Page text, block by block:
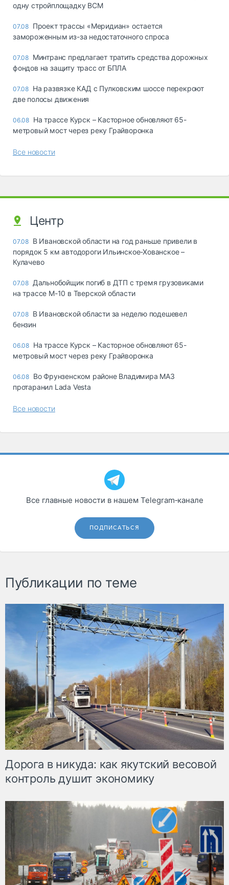
одну стройплощадку ВСМ
07.08 Проект трассы «Меридиан» остается
замороженным из-за недостаточного спроса
07.08 Минтранс предлагает тратить средства дорожных
фондов на защиту трасс от БПЛА
07.08 На развязке КАД с Пулковским шоссе перекроют
две полосы движения
06.08 На трассе Курск – Касторное обновляют 65-
метровый мост через реку Грайворонка
Все новости
Центр
07.08 В Ивановской области на год раньше привели в
порядок 5 км автодороги Ильинское-Хованское –
Кулачево
07.08 Дальнобойщик погиб в ДТП с тремя грузовиками
на трассе М-10 в Тверской области
07.08 В Ивановской области за неделю подешевел
бензин
06.08 На трассе Курск – Касторное обновляют 65-
метровый мост через реку Грайворонка
06.08 Во Фрунзенском районе Владимира МАЗ
протаранил Lada Vesta
Все новости
Все главные новости в нашем Telegram‑канале
ПОДПИСАТЬСЯ
Публикации по теме
Дорога в никуда: как якутский весовой
контроль душит экономику